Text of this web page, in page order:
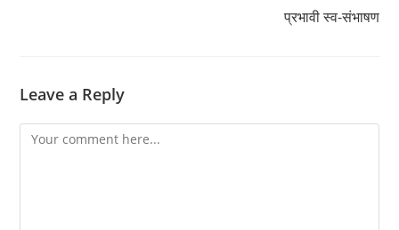
प्रभावी स्व-संभाषण
Leave a Reply
Comment